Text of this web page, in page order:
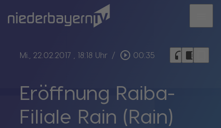
Mi., 22.02.2017 , 18:18 Uhr / play_circle_outline 00:35 headphones chrome_reader_mode
Eröffnung Raiba-
Filiale Rain (Rain)